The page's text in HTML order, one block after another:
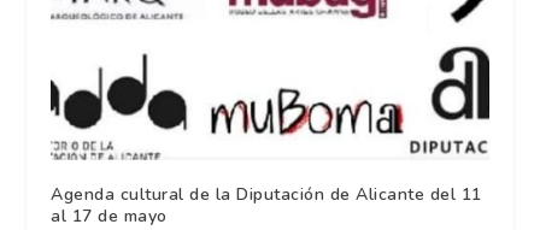
Agenda cultural de la Diputación de Alicante del 11
al 17 de mayo